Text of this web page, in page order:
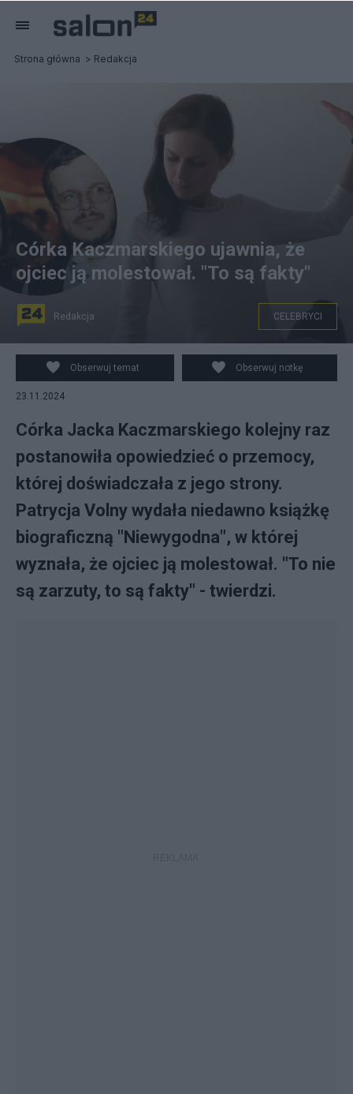
Strona główna Redakcja
Córka Kaczmarskiego ujawnia, że
ojciec ją molestował. "To są fakty"
Redakcja CELEBRYCI
Obserwuj temat Obserwuj notkę
23.11.2024
Córka Jacka Kaczmarskiego kolejny raz
postanowiła opowiedzieć o przemocy,
której doświadczała z jego strony.
Patrycja Volny wydała niedawno książkę
biograficzną "Niewygodna", w której
wyznała, że ojciec ją molestował. "To nie
są zarzuty, to są fakty" - twierdzi.